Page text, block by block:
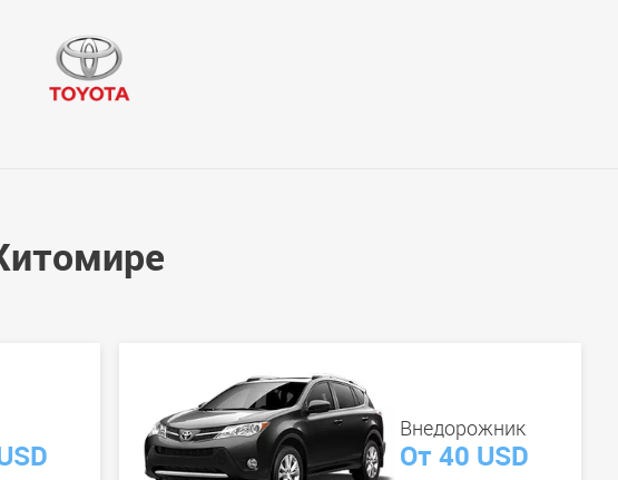
Внедорожник
От 40 USD